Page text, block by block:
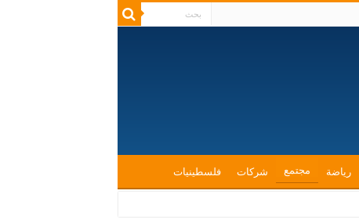
رياضة مجتمع شركات فلسطينيات